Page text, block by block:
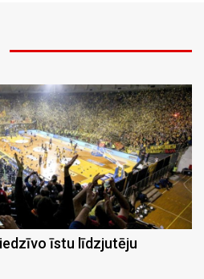
īstu līdzjutēju